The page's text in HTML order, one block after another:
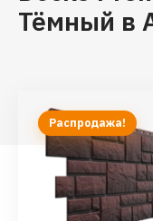
Тёмный в
Распродажа!